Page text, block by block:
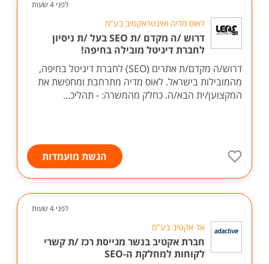
לפני 4 שעות
לאוס מדיה ואינטראקטיב בע"מ
דרוש /ה מקדם /ת SEO בעל /ת ניסיון
לחברת דיגיטל מובילה בחיפה!
דרוש/ה מקדם/ת אתרים (SEO) לחברת דיגיטל בחיפה,
מהמובילות בישראל. לאוס מדיה מתרחבת ומחפשת את
המקצוען/ית הבא/ה. כחלק מהמשרה: - תהליכ...
הגשת מועמדות
לפני 4 שעות
אד אקטיב בע"מ
חברת אקטיב בנשר מגייסת רכז /ת קשרי
לקוחות למחלקת ה-SEO